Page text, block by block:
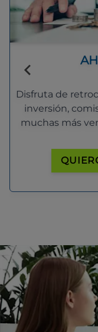
Disfruta de
inversión,
muchas más